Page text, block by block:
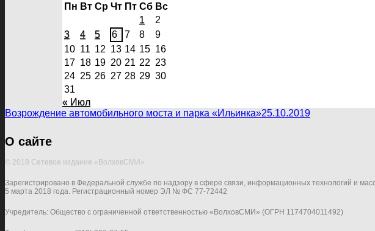
Пн Вт Ср Чт Пт Сб Вс
1
2
3
4 5 6 7 8
9
10 11 12 13 14 15 16
17 18 19 20 21 22 23
24 25 26 27 28 29 30
31
« Июл
Возрождение автомобильного моста и парка «Ильинка»25.10.2019
О сайте
© 2018 Сетевое издание «ВолховСМИ»
Зарегистрировано в Федеральной службе по надзору в сфере связи, информационных технологий и
5 марта 2018 года. Регистрационный номер ЭЛ № ФС 77-72442
Учредитель: Общество с ограниченной ответственностью «ВолховСМИ» (ОГРН 1174704011492)